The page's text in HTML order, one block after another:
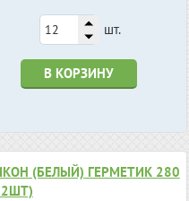
шт.
В КОРЗИНУ
(БЕЛЫЙ) ГЕРМЕТИК 280